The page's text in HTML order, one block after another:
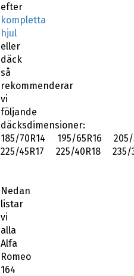
efter
kompletta
hjul
eller
däck
så
rekommenderar
vi
följande
däcksdimensioner:
185/70R14 195/65R16 205/
225/45R17 225/40R18 235/
Nedan
listar
vi
alla
Alfa
Romeo
164